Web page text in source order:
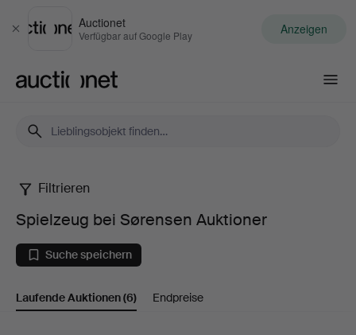
Schließen
Auctionet
Verfügbar auf Google Play Anzeigen
Spielzeug
bei
Sørensen
Auktioner
Filtrieren
Spielzeug bei Sørensen Auktioner
Suche speichern
Laufende Auktionen(6) Endpreise